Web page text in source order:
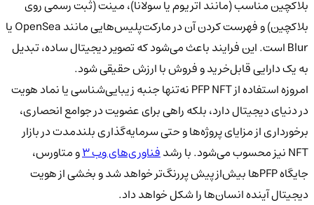
بلاکچین مناسب (مانند اتریوم یا سولانا)، مینت (ثبت رسمی روی
بلاکچین) و فهرست کردن آن در مارکت‌پلیس‌هایی مانند OpenSea یا
Blur است. این فرایند باعث می‌شود که تصویر دیجیتال ساده، تبدیل
به یک دارایی قابل‌خرید و فروش با ارزش حقیقی شود.
امروزه استفاده از PFP NFT نه‌تنها جنبه زیبایی‌شناسی یا نماد هویت
در دنیای دیجیتال دارد، بلکه راهی برای عضویت در جوامع انحصاری،
برخورداری از مزایای پروژه‌ها و حتی سرمایه‌گذاری بلندمدت در بازار
NFT نیز محسوب می‌شود. با رشد
فناوری‌های وب ۳ و متاورس،
جایگاه PFPها بیش‌ازپیش پررنگ‌تر خواهد شد و بخشی از هویت
دیجیتال آینده انسان‌ها را شکل خواهد داد.